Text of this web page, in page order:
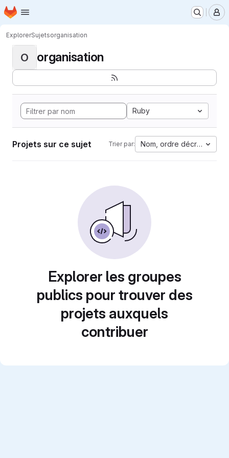
Passer au contenu principal
Page d'accueil
ExplorerSujetsorganisation
O organisation
Ruby
Projets sur ce sujet Trier par: Nom, ordre décroissant
Explorer les groupes
publics pour trouver des
projets auxquels
contribuer